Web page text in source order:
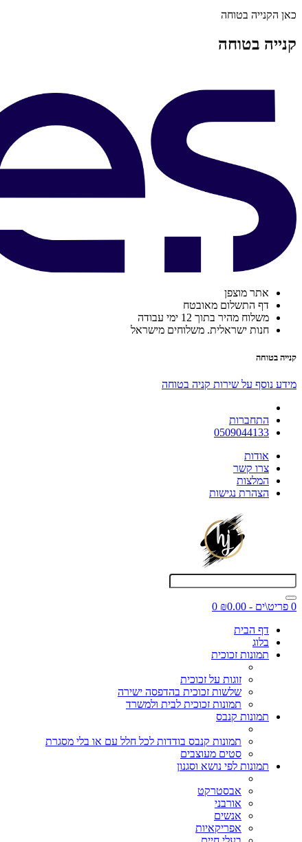
כאן הקנייה בטוחה
קנייה בטוחה
אתר מוצפן
דף התשלום מאובטח
משלוח מהיר בתוך 12 ימי עבודה
חנות ישראלית. משלוחים מישראל
קנייה בטוחה
מידע נוסף על שירות קניה בטוחה
התחברות
0509044133
אודות
צרו קשר
המלצות
הצהרת נגישות
0 פריט\ים - ₪0.00
0
דף הבית
בלוג
תמונות זכוכית
זוגות על זכוכית
שלשות זכוכית בהדפסה ישירה
תמונות זכוכית לבית ולמשרד
תמונות קנבס
תמונות קנבס בודדות לכל חלל עם או בלי מסגרת
סטים מעוצבים
תמונות לפי נושא וסגנון
אבסטרקט
אורבני
אנשים
אפריקאיות